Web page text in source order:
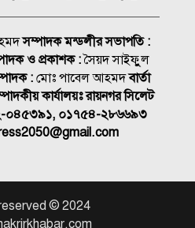
সম্মাননা পেলেন লায়ন গনি
বাবুল
এজেন্ট হাফিজ উল্লাহ’র
গণঅভ্যুত্থান স্বৈরাচারের
এক যুগান্তকারী অধ্যায়:
সম্পাদক মন্ডলীর সভাপতি :
ও প্রকাশক :সৈয়দ সাইফুুল
:মোঃ পাবেল আহমদবার্তা
কার্যালয়ঃ রায়নগর সিলেট
০৪৫৩৯১, ০১৭৫৪-২৮৬৬৯৩
© 2024